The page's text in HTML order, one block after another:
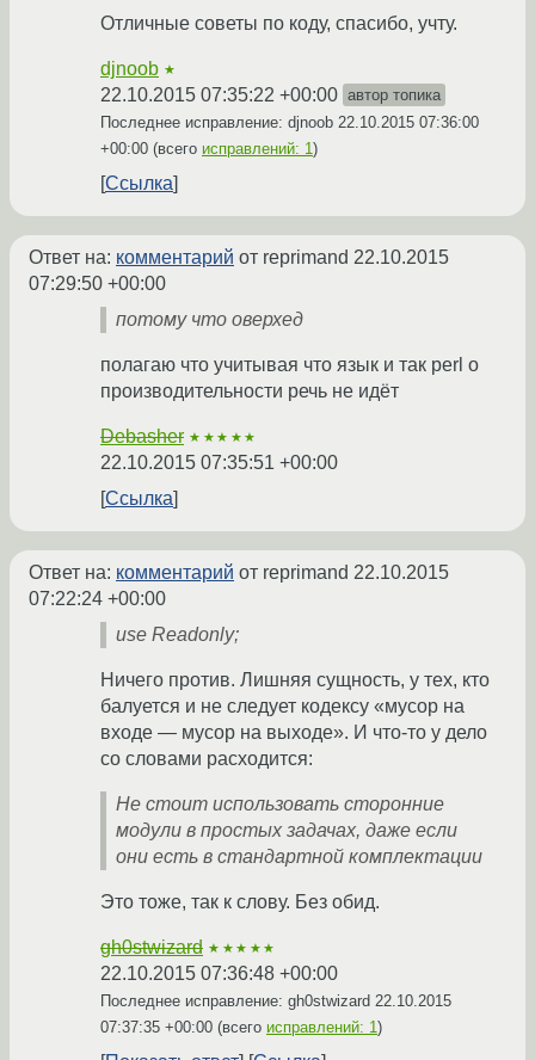
Отличные советы по коду, спасибо, учту.
djnoob ★
22.10.2015 07:35:22 +00:00 автор топика
Последнее исправление: djnoob 22.10.2015 07:36:00
+00:00 (всего исправлений: 1)
Ссылка
Ответ на: комментарий от reprimand 22.10.2015
07:29:50 +00:00
потому что оверхед
полагаю что учитывая что язык и так perl о
производительности речь не идёт
Debasher ★★★★★
22.10.2015 07:35:51 +00:00
Ссылка
Ответ на: комментарий от reprimand 22.10.2015
07:22:24 +00:00
use Readonly;
Ничего против. Лишняя сущность, у тех, кто
балуется и не следует кодексу «мусор на
входе — мусор на выходе». И что-то у дело
со словами расходится:
Не стоит использовать сторонние
модули в простых задачах, даже если
они есть в стандартной комплектации
Это тоже, так к слову. Без обид.
gh0stwizard ★★★★★
22.10.2015 07:36:48 +00:00
Последнее исправление: gh0stwizard 22.10.2015
07:37:35 +00:00 (всего исправлений: 1)